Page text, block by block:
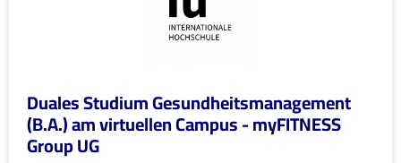
Duales Studium Gesundheitsmanagement
(B.A.) am virtuellen Campus - myFITNESS
Group UG